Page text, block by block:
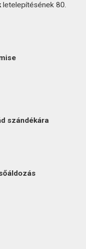
letelepítésének 80.
szándékára